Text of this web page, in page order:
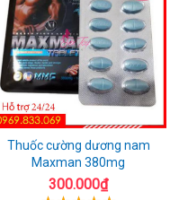
Thuốc cường dương nam
Maxman 380mg
300.000₫